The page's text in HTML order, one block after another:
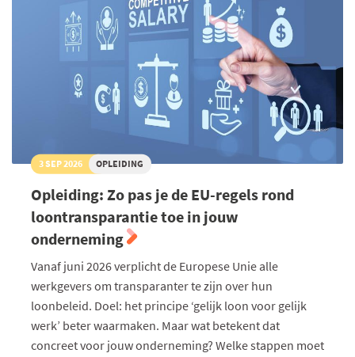
3 SEP 2026 OPLEIDING
Opleiding: Zo pas je de EU-regels rond
loontransparantie toe in jouw
onderneming
Vanaf juni 2026 verplicht de Europese Unie alle
werkgevers om transparanter te zijn over hun
loonbeleid. Doel: het principe ‘gelijk loon voor gelijk
werk’ beter waarmaken. Maar wat betekent dat
concreet voor jouw onderneming? Welke stappen moet